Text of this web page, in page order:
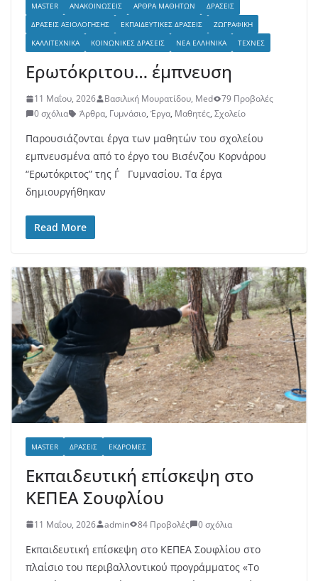
MASTER ΑΝΑΚΟΙΝΏΣΕΙΣ ΆΡΘΡΑ ΜΑΘΗΤΏΝ
ΔΡΆΣΕΙΣ
ΔΡΆΣΕΙΣ ΑΞΙΟΛΌΓΗΣΗΣ
ΕΚΠΑΙΔΕΥΤΙΚΈΣ ΔΡΆΣΕΙΣ
ΖΩΓΡΑΦΙΚΉ
ΚΑΛΛΙΤΕΧΝΙΚΆ
ΚΟΙΝΩΝΙΚΈΣ ΔΡΆΣΕΙΣ ΝΈΑ ΕΛΛΗΝΙΚΆ ΤΈΧΝΕΣ
Ερωτόκριτου… έμπνευση
11 Μαΐου, 2026 Βασιλική Μουρατίδου, Med
79 Προβολές
0 σχόλια
Άρθρα, Γυμνάσιο, Έργα, Μαθητές, Σχολείο
Παρουσιάζονται έργα των μαθητών του σχολείου
εμπνευσμένα από το έργο του Βισένζου Κορνάρου
“Ερωτόκριτος” της Γ΄ Γυμνασίου. Τα έργα
δημιουργήθηκαν
Read More
MASTER ΔΡΆΣΕΙΣ ΕΚΔΡΟΜΈΣ
Εκπαιδευτική επίσκεψη στο
ΚΕΠΕΑ Σουφλίου
11 Μαΐου, 2026 admin 84 Προβολές 0 σχόλια
Εκπαιδευτική επίσκεψη στο ΚΕΠΕΑ Σουφλίου στο
πλαίσιο του περιβαλλοντικού προγράμματος «Το